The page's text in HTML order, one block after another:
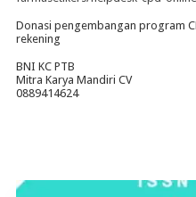
Donasi pengembangan program
rekening
BNI KC PTB
Mitra Karya Mandiri CV
0889414624